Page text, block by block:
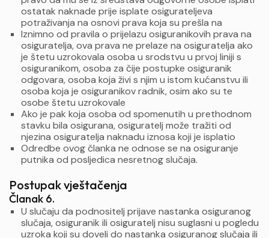
ostatak naknade prije isplate osigurateljeva
potraživanja na osnovi prava koja su prešla na
Iznimno od pravila o prijelazu osiguranikovih prava na
osiguratelja, ova prava ne prelaze na osiguratelja ako
je štetu uzrokovala osoba u srodstvu u prvoj liniji s
osiguranikom, osoba za čije postupke osiguranik
odgovara, osoba koja živi s njim u istom kućanstvu ili
osoba koja je osiguranikov radnik, osim ako su te
osobe štetu uzrokovale
Ako je pak koja osoba od spomenutih u prethodnom
stavku bila osigurana, osiguratelj može tražiti od
njezina osiguratelja naknadu iznosa koji je isplatio
Odredbe ovog članka ne odnose se na osiguranje
putnika od posljedica nesretnog slučaja.
Postupak vještačenja
Članak 6.
U slučaju da podnositelj prijave nastanka osiguranog
slučaja, osiguranik ili osiguratelj nisu suglasni u pogledu
uzroka koji su doveli do nastanka osiguranog slučaja ili